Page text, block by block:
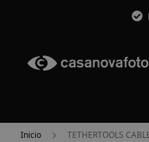
Inicio TETHERTOOLS